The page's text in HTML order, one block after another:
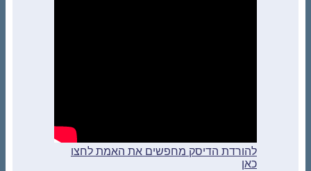
להורדת הדיסק מחפשים את האמת לחצו
כאן